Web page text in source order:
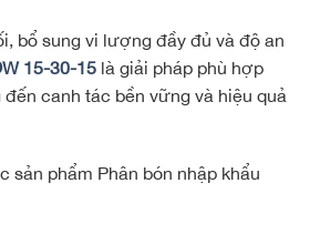
bổ sung vi lượng đầy đủ và độ an
15-30-15 là giải pháp phù hợp
canh tác bền vững và hiệu quả
sản phẩm Phân bón nhập khẩu